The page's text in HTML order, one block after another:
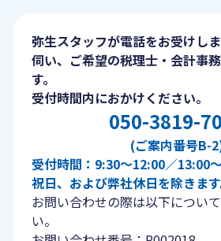
弥生スタッフが電話をお受けし
伺い、ご希望の税理士・会計事
す。
受付時間内におかけください。
050-3819-
(ご案内番号B-
受付時間：9:30〜12:00／13:00
祝日、および弊社休日を除きます
お問い合わせの際は以下につい
い。